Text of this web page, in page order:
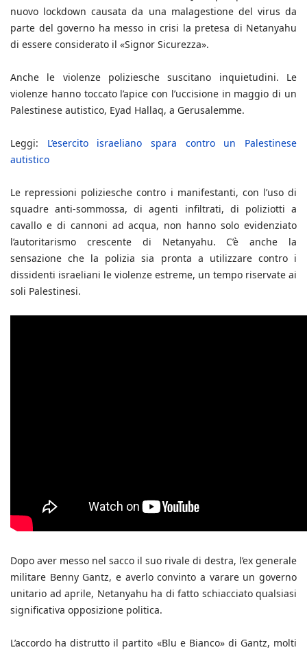
nuovo lockdown causata da una malagestione del virus da
parte del governo ha messo in crisi la pretesa di Netanyahu
di essere considerato il «Signor Sicurezza».
Anche le violenze poliziesche suscitano inquietudini. Le
violenze hanno toccato l’apice con l’uccisione in maggio di un
Palestinese autistico, Eyad Hallaq, a Gerusalemme.
Leggi: L’esercito israeliano spara contro un Palestinese
autistico
Le repressioni poliziesche contro i manifestanti, con l’uso di
squadre anti-sommossa, di agenti infiltrati, di poliziotti a
cavallo e di cannoni ad acqua, non hanno solo evidenziato
l’autoritarismo crescente di Netanyahu. C’è anche la
sensazione che la polizia sia pronta a utilizzare contro i
dissidenti israeliani le violenze estreme, un tempo riservate ai
soli Palestinesi.
Dopo aver messo nel sacco il suo rivale di destra, l’ex generale
militare Benny Gantz, e averlo convinto a varare un governo
unitario ad aprile, Netanyahu ha di fatto schiacciato qualsiasi
significativa opposizione politica.
L’accordo ha distrutto il partito «Blu e Bianco» di Gantz, molti